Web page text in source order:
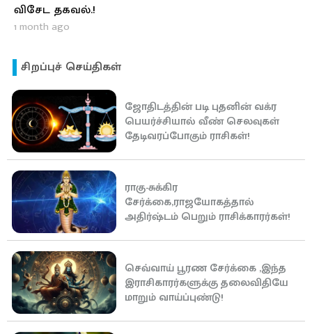
விசேட தகவல்.!
1 month ago
சிறப்புச் செய்திகள்
ஜோதிடத்தின் படி புதனின் வக்ர
பெயர்ச்சியால் வீண் செலவுகள்
தேடிவரப்போகும் ராசிகள்!
ராகு-சுக்கிர
சேர்க்கை,ராஜயோகத்தால்
அதிர்ஷ்டம் பெறும் ராசிக்காரர்கள்!
செவ்வாய் பூரண சேர்க்கை ,இந்த
இராசிகாரர்களுக்கு தலைவிதியே
மாறும் வாய்ப்புண்டு!